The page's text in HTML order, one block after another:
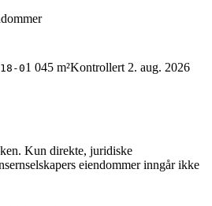
01 045 m²Kontrollert2. aug. 2026
Kun direkte, juridiske
eiendommer inngår ikke